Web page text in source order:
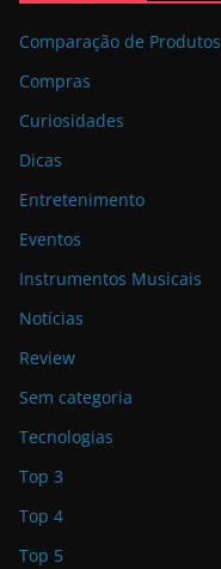
Comparação de Produtos
Compras
Curiosidades
Dicas
Entretenimento
Eventos
Instrumentos Musicais
Notícias
Review
Sem categoria
Tecnologias
Top 3
Top 4
Top 5